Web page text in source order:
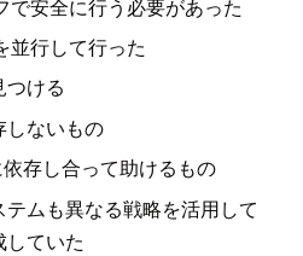
で安全に行う必要があった
並行して行った
つける
しないもの
存し合って助けるもの
ムも異なる戦略を活用して
ていた